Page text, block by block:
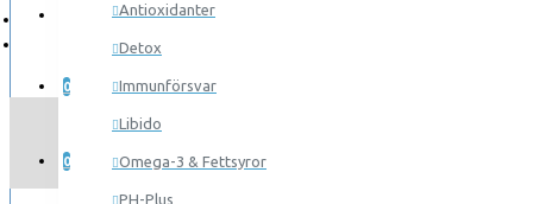
REGISTRERA
0
0
Antioxidanter
Detox
Immunförsvar
Libido
Omega-3 & Fettsyror
PH-Plus